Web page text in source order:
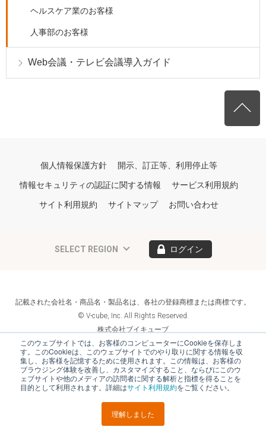
このウェブサイトでは、お客様のコンピューターにCookieを保存しま
す。このCookieは、このウェブサイトでのやり取りに関する情報を収
集し、お客様を記憶するために使用されます。この情報は、お客様の
ブラウジング体験を改善し、カスタマイズすること、ならびにこのウ
ェブサイトや他のメディアの訪問者に関する解析と指標を得ることを
目的として利用されます。詳細はサイト利用規約をご覧ください。
理解しました
ヘルスケア業のお客様
人事部のお客様
Web会議・テレビ会議導入ガイド
個人情報保護方針 開示、訂正等、利用停止等
情報セキュリティの認証に関する情報 サービス利用規約
サイト利用規約 サイトマップ お問い合わせ
SELECT REGION ログイン
記載された会社名・商品名・製品名は、各社の登録商標または商標です。
© V-cube, Inc. All Rights Reserved.
株式会社ブイキューブ
Follow Us